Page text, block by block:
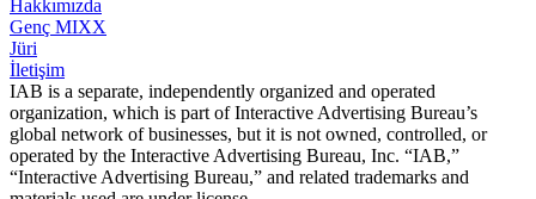
Hakkımızda
Genç MIXX
Jüri
İletişim
IAB is a separate, independently organized and operated
organization, which is part of Interactive Advertising Bureau’s
global network of businesses, but it is not owned, controlled, or
operated by the Interactive Advertising Bureau, Inc. “IAB,”
“Interactive Advertising Bureau,” and related trademarks and